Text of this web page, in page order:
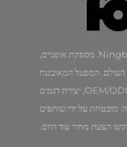
Ningbo Folarsi E-Commerce Co., Ltd. מספקת אופניים,
העולם. המפעל המאובטח
על פי תקן ISO מציע התאמה לפי דגם OEM/ODM, יצירת דגמים
מובטחת על ידי שותפים